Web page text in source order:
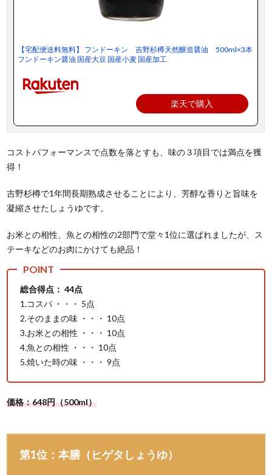
【宅配便送料無料】 フンドーキン 吉野杉樽天然醸造醤油 500ml×3本
フンドーキン醤油 国産大豆 国産小麦 国産加工
楽天で購入
コストパフォーマンスで点数を落とすも、味の３項目では満点を獲
得！
吉野杉樽で1年間長期熟成させることにより、芳醇な香りと旨味を
凝縮させたしょうゆです。
お米との相性、魚との相性の2部門で堂々1位に選ばれましたが、ス
テーキなどのお肉にかけても絶品！
総合得点： 44点
1.コスパ ・・・ 5点
2.そのままの味 ・・・ 10点
3.お米との相性 ・・・ 10点
4.魚との相性 ・・・ 10点
5.焼いた時の味 ・・・ 9点
価格：648円（500ml）
第1位：本膳（ヒゲタしょうゆ）